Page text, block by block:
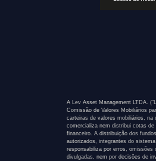
A Lev Asset Management LTDA.
Comissão de Valores Mobiliários
carteiras de valores mobiliários, na
comercializa nem distribui cotas
financeiro. A distribuição dos
autorizados, integrantes do
responsabiliza por erros, omissões
divulgadas, nem por decisões de